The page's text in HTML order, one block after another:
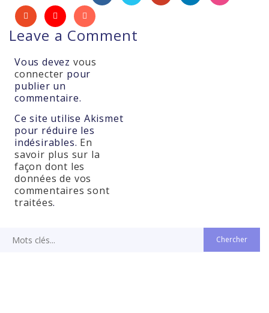
Leave a Comment
Vous devez vous
connecter pour
publier un
commentaire.
Ce site utilise Akismet
pour réduire les
indésirables. En
savoir plus sur la
façon dont les
données de vos
commentaires sont
traitées.